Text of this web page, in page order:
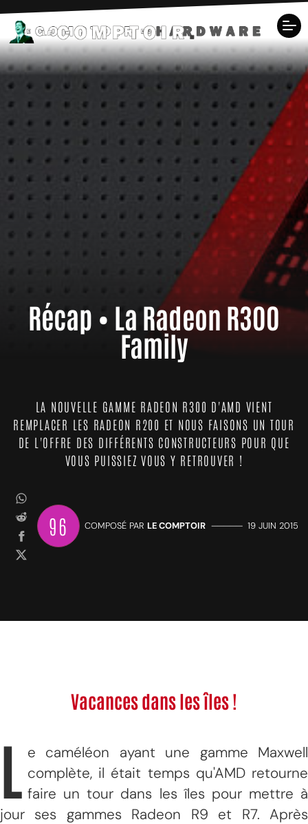
Récap • La Radeon R300
Family
LA NOUVELLE GAMME RADEON R300 D'AMD VIENT
REMPLACER LES RADEON R200 ET NOUS FAISONS UN TOUR
DE L'OFFRE DES DIFFÉRENTS CONSTRUCTEURS POUR QUE
VOUS PUISSIEZ VOUS Y RETROUVER !
96 COMPOSÉ PAR LE COMPTOIR ————— 19 JUIN 2015
Vacances dans les îles !
L
e caméléon ayant une gamme Maxwell
complète, il était temps qu'AMD retourne
faire un tour dans les îles pour mettre à
jour ses gammes Radeon R9 et R7. Après